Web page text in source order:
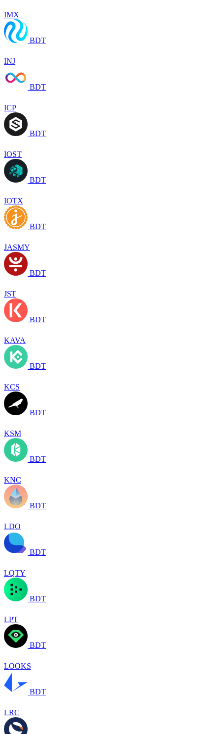
IMX
BDT
INJ
BDT
ICP
BDT
IOST
BDT
IOTX
BDT
JASMY
BDT
JST
BDT
KAVA
BDT
KCS
BDT
KSM
BDT
KNC
BDT
LDO
BDT
LQTY
BDT
LPT
BDT
LOOKS
BDT
LRC